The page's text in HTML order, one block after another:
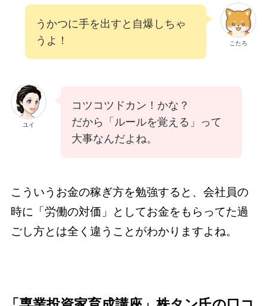
こたろ
うかつに手を出すと自爆しちゃ
うよ！
ユイ
コツコツドカン！かな？
だから「ルールを覚える」って
大事なんだよね。
こういうお金の稼ぎ方を勉強すると、会社員の
時に「労働の対価」としてお金をもらってた過
ごし方とは全く違うことがわかりますよね。